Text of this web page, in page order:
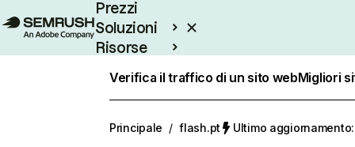
Prezzi
Soluzioni
Risorse
Verifica il traffico di un sito webMigliori
Principale / flash.pt Ultimo